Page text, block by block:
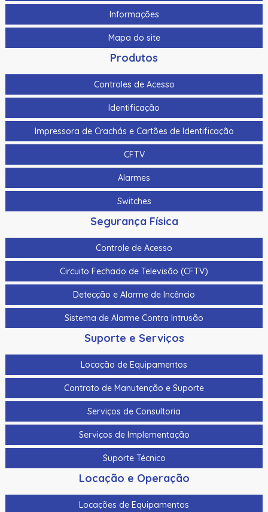
Informações
Mapa do site
Produtos
Controles de Acesso
Identificação
Impressora de Crachás e Cartões de Identificação
CFTV
Alarmes
Switches
Segurança Física
Controle de Acesso
Circuito Fechado de Televisão (CFTV)
Detecção e Alarme de Incêncio
Sistema de Alarme Contra Intrusão
Suporte e Serviços
Locação de Equipamentos
Contrato de Manutenção e Suporte
Serviços de Consultoria
Serviços de Implementação
Suporte Técnico
Locação e Operação
Locações de Equipamentos